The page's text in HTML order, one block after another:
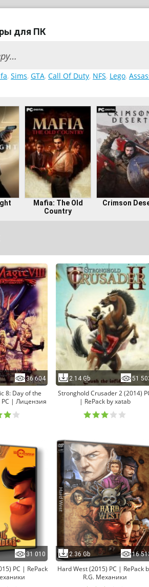
для ПК
, Sims, GTA, Call Of Duty, NFS, Lego,
Mafia: The Old
Country
Crimson
36 604
8: Day of the
PC | Лицензия
2.14 Gb 51
Stronghold Crusader 2 (2014)
| RePack by xatab
31 010
PC | RePack
2.36 Gb 16
Hard West (2015) PC | RePack
R.G. Механики